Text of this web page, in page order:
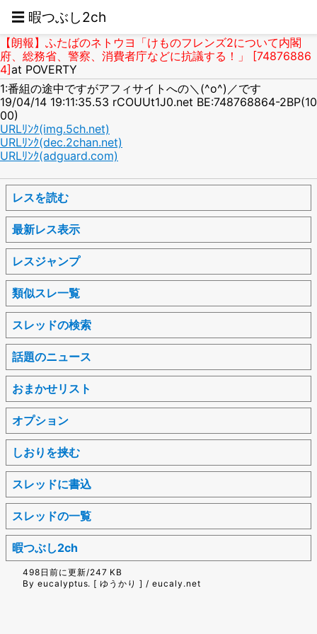
☰ 暇つぶし2ch
【朗報】ふたばのネトウヨ「けものフレンズ2について内閣
府、総務省、警察、消費者庁などに抗議する！」 [74876886
4]at POVERTY
1:番組の途中ですがアフィサイトへの＼(^o^)／です
19/04/14 19:11:35.53 rCOUUt1J0.net BE:748768864-2BP(10
00)
URLﾘﾝｸ(img.5ch.net)
URLﾘﾝｸ(dec.2chan.net)
URLﾘﾝｸ(adguard.com)
レスを読む
最新レス表示
レスジャンプ
類似スレ一覧
スレッドの検索
話題のニュース
おまかせリスト
オプション
しおりを挟む
スレッドに書込
スレッドの一覧
暇つぶし2ch
498日前に更新/247 KB
By eucalyptus. [ ゆうかり ] / eucaly.net